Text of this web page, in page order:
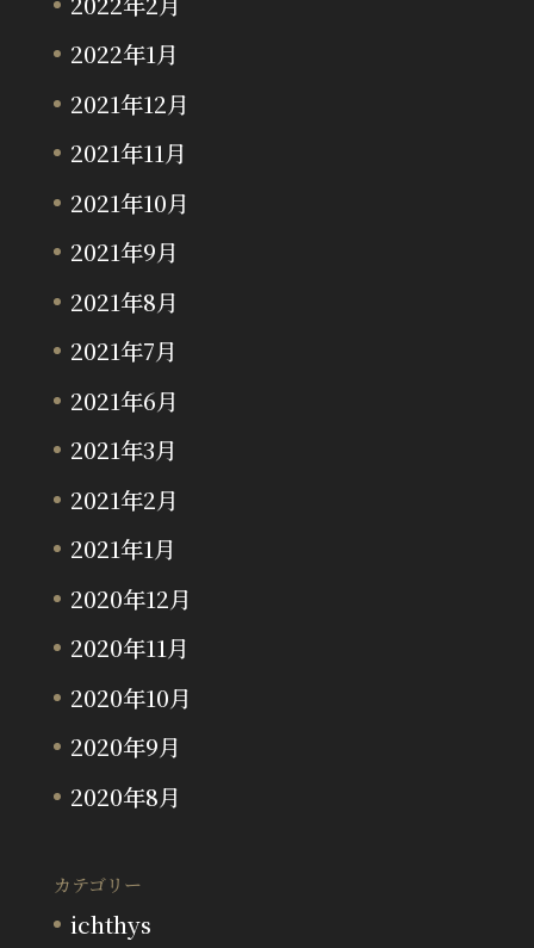
2022年1月
2021年12月
2021年11月
2021年10月
2021年9月
2021年8月
2021年7月
2021年6月
2021年3月
2021年2月
2021年1月
2020年12月
2020年11月
2020年10月
2020年9月
2020年8月
カテゴリー
ichthys